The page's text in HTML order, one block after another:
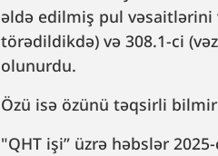
əldə edilmiş pul vəsaitlərini
törədildikdə) və 308.1-ci
olunurdu.
Özü isə özünü təqsirli bilmir
"QHT işi” üzrə həbslər